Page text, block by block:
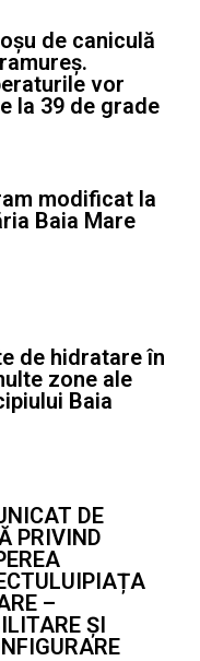
de caniculă
vor
la 39 de grade
modificat la
Baia Mare
de hidratare în
zone ale
Baia
DE
PRIVIND
–
ȘI